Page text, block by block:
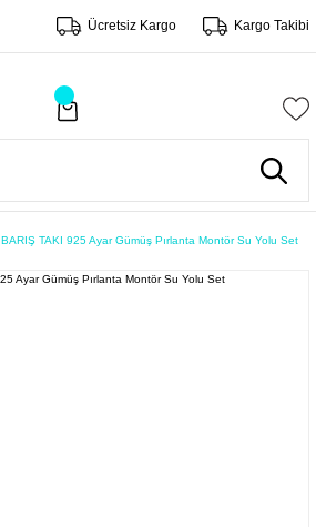
Ücretsiz Kargo Kargo Takibi
BARIŞ TAKI 925 Ayar Gümüş Pırlanta Montör Su Yolu Set